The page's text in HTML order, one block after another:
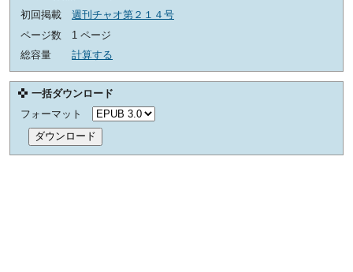
初回掲載
週刊チャオ第２１４号
ページ数
1 ページ
総容量
計算する
一括ダウンロード
フォーマット